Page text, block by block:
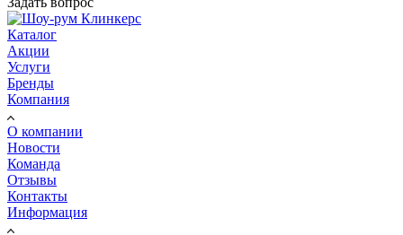
Каталог
Акции
Услуги
Бренды
Компания
О компании
Новости
Команда
Отзывы
Контакты
Информация